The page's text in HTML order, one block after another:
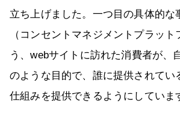
立ち上げました。一つ目の具体的な
（コンセントマネジメントプラット
う、webサイトに訪れた消費者が、
のような目的で、誰に提供されてい
仕組みを提供できるようにしていま